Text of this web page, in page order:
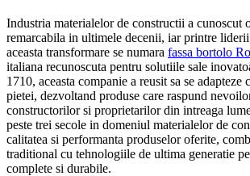
Industria materialelor de constructii a cunoscut
remarcabila in ultimele decenii, iar printre
aceasta transformare se numara fassa bortolo
italiana recunoscuta pentru solutiile sale
1710, aceasta companie a reusit sa se
pietei, dezvoltand produse care raspund
constructorilor si proprietarilor din intreaga
peste trei secole in domeniul materialelor de
calitatea si performanta produselor oferite,
traditional cu tehnologiile de ultima generatie
complete si durabile.